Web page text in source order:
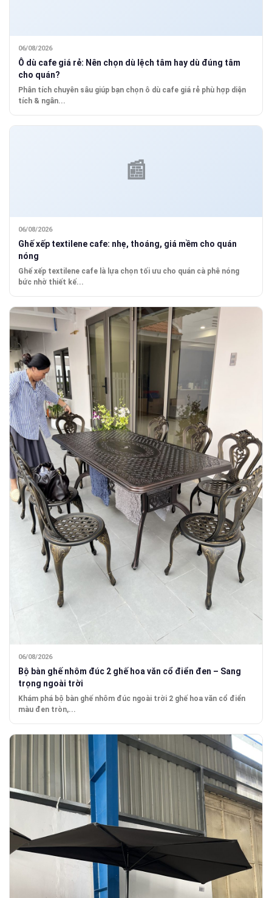
06/08/2026
Ô dù cafe giá rẻ: Nên chọn dù lệch tâm hay dù đúng tâm
cho quán?
Phân tích chuyên sâu giúp bạn chọn ô dù cafe giá rẻ phù hợp diện
tích & ngân...
06/08/2026
Ghế xếp textilene cafe: nhẹ, thoáng, giá mềm cho quán
nóng
Ghế xếp textilene cafe là lựa chọn tối ưu cho quán cà phê nóng
bức nhờ thiết kế...
06/08/2026
Bộ bàn ghế nhôm đúc 2 ghế hoa văn cổ điển đen – Sang
trọng ngoài trời
Khám phá bộ bàn ghế nhôm đúc ngoài trời 2 ghế hoa văn cổ điển
màu đen tròn,...